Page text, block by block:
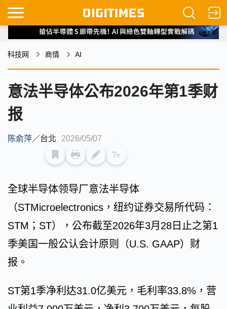
科技网 商情 AI
意法半导体公布2026年第1季财
报
陈俞萍／台北 2026/05/07
全球半导体领导厂意法半导体
（STMicroelectronics，纽约证券交易所代码：
STM；ST），公布截至2026年3月28日止之第1
季美国一般公认会计原则（U.S. GAAP）财
报。
ST第1季净利达31.0亿美元，毛利率33.8%，营